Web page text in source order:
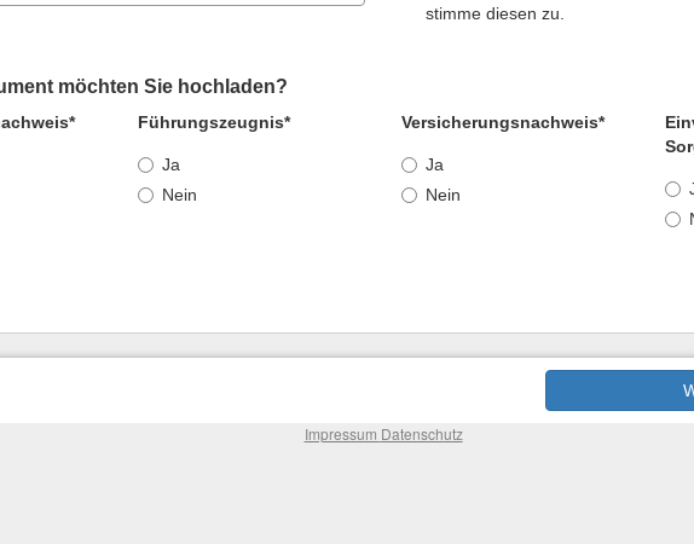
stimme diesen zu.
möchten Sie hochladen?
Führungszeugnis*
Ja
Nein
Versicherungsnachweis*
Ja
Nein
Impressum Datenschutz